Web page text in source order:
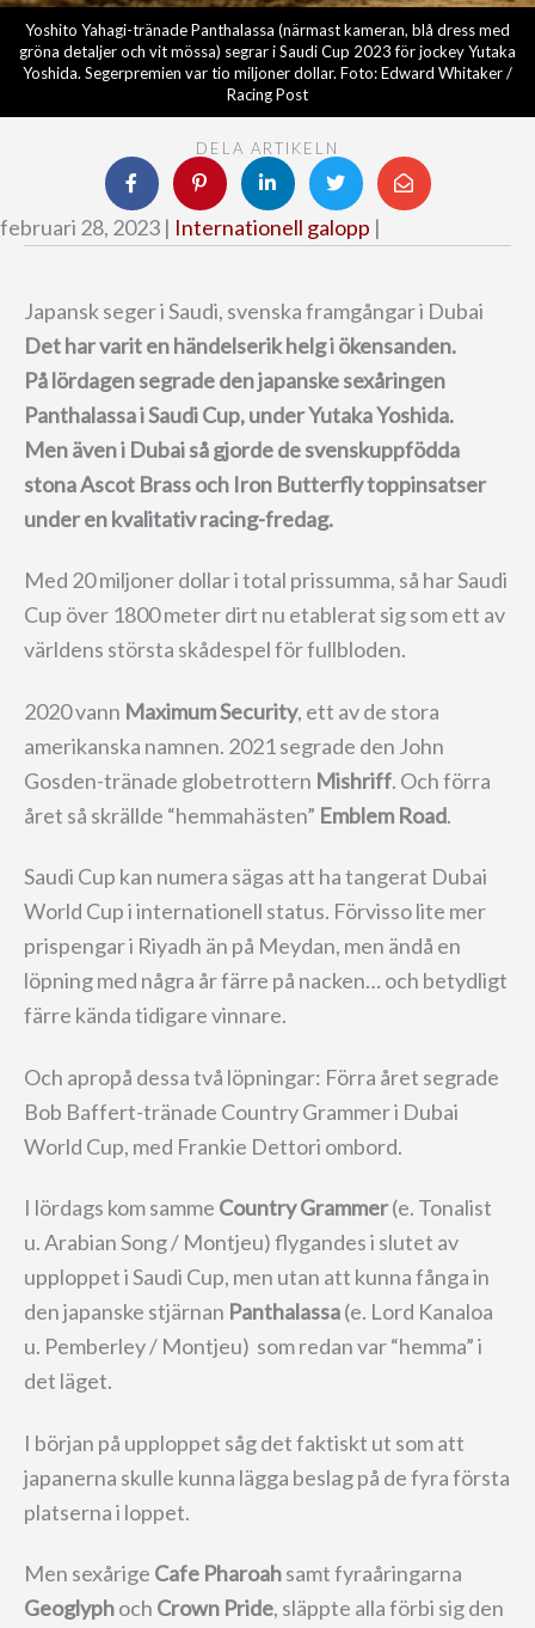
Yoshito Yahagi-tränade Panthalassa (närmast kameran, blå dress med
gröna detaljer och vit mössa) segrar i Saudi Cup 2023 för jockey Yutaka
Yoshida. Segerpremien var tio miljoner dollar. Foto: Edward Whitaker /
Racing Post
DELA ARTIKELN
februari 28, 2023 | Internationell galopp |
Japansk seger i Saudi, svenska framgångar i Dubai
Det har varit en händelserik helg i ökensanden.
På lördagen segrade den japanske sexåringen
Panthalassa i Saudi Cup, under Yutaka Yoshida.
Men även i Dubai så gjorde de svenskuppfödda
stona Ascot Brass och Iron Butterfly toppinsatser
under en kvalitativ racing-fredag.
Med 20 miljoner dollar i total prissumma, så har Saudi
Cup över 1800 meter dirt nu etablerat sig som ett av
världens största skådespel för fullbloden.
2020 vann Maximum Security, ett av de stora
amerikanska namnen. 2021 segrade den John
Gosden-tränade globetrottern Mishriff. Och förra
året så skrällde “hemmahästen” Emblem Road.
Saudi Cup kan numera sägas att ha tangerat Dubai
World Cup i internationell status. Förvisso lite mer
prispengar i Riyadh än på Meydan, men ändå en
löpning med några år färre på nacken… och betydligt
färre kända tidigare vinnare.
Och apropå dessa två löpningar: Förra året segrade
Bob Baffert-tränade Country Grammer i Dubai
World Cup, med Frankie Dettori ombord.
I lördags kom samme Country Grammer(e. Tonalist
u. Arabian Song / Montjeu) flygandes i slutet av
upploppet i Saudi Cup, men utan att kunna fånga in
den japanske stjärnan Panthalassa(e. Lord Kanaloa
u. Pemberley / Montjeu) som redan var “hemma” i
det läget.
I början på upploppet såg det faktiskt ut som att
japanerna skulle kunna lägga beslag på de fyra första
platserna i loppet.
Men sexårige Cafe Pharoahsamt fyraåringarna
Geoglyphoch Crown Pride, släppte alla förbi sig den